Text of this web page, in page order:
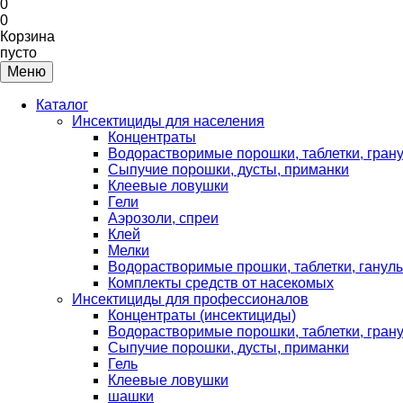
0
0
Корзина
пусто
Меню
Каталог
Инсектициды для населения
Концентраты
Водорастворимые порошки, таблетки,
Сыпучие порошки, дусты, приманки
Клеевые ловушки
Гели
Аэрозоли, спреи
Клей
Мелки
Водорастворимые прошки, таблетки,
Комплекты средств от насекомых
Инсектициды для профессионалов
Концентраты (инсектициды)
Водорастворимые порошки, таблетки,
Сыпучие порошки, дусты, приманки
Гель
Клеевые ловушки
шашки